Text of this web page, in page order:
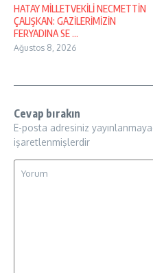
HATAY MİLLETVEKİLİ NECMETTİN
ÇALIŞKAN: GAZİLERİMİZİN
FERYADINA SE ...
Ağustos 8, 2026
Cevap bırakın
E-posta adresiniz
işaretlenmişlerdir